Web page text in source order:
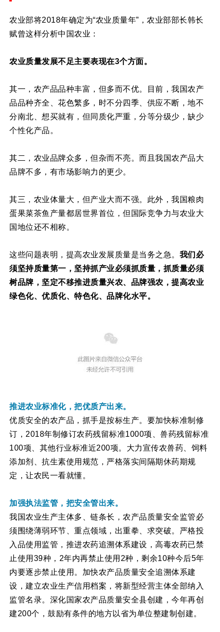
农业部将2018年确定为“农业质量年”，农业部部长韩长
赋曾这样分析中国农业：
农业质量发展不足主要表现在3个方面。
其一，农产品品种丰富，但多而不优。目前，我国农产
品品种齐全、花色繁多，时不分四季、供应不断，地不
分南北、想买就有，但同质化严重，分等分级少，缺少
个性化产品。
其二，农业品牌众多，但杂而不亮。而且我国农产品大
品牌不多，有市场影响力的更少。
其三，农业体量大，但产业大而不强。此外，我国粮肉
蛋果菜茶鱼产量都居世界首位，但国际竞争力与农业大
国地位还不相称。
这些问题表明，提高农业发展质量是当务之急。 我们必
须坚持质量第一，坚持抓产业必须抓质量，抓质量必须
树品牌，坚定不移推进质量兴农、品牌强农，提高农业
绿色化、优质化、特色化、品牌化水平。
推进农业标准化，把优质产出来。
优质安全的农产品，抓手是按标生产。要加快标准制修
订，2018年制修订农药残留标准1000项、兽药残留标准
100项、其他行业标准近200项。大力宣传农兽药、饲料
添加剂、抗生素使用规范，严格落实间隔期休药期规
定，让农民一看就懂。
加强执法监管，把安全管出来。
我国农业生产主体多、链条长，农产品质量安全监管必
须围绕薄弱环节、重点领域，出重拳、求突破。严格投
入品使用监管，推进农药追溯体系建设，高毒农药已禁
止使用39种，2年内再禁止使用2种，剩余10种今后5年
内要逐步禁止使用。加快农产品质量安全追溯体系建
设，建立农业生产信用档案，将新型经营主体全部纳入
监管名录。深化国家农产品质量安全县创建，今年再创
建200个，鼓励有条件的地方以省为单位整建制创建。